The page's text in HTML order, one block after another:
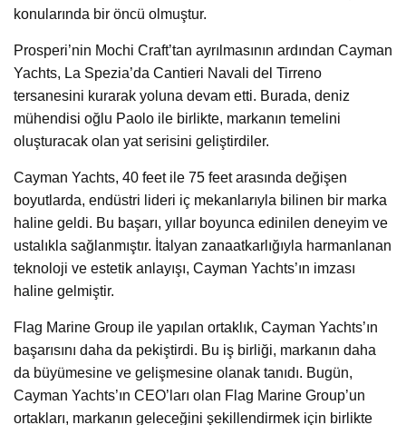
konularında bir öncü olmuştur.
Prosperi’nin Mochi Craft’tan ayrılmasının ardından Cayman
Yachts, La Spezia’da Cantieri Navali del Tirreno
tersanesini kurarak yoluna devam etti. Burada, deniz
mühendisi oğlu Paolo ile birlikte, markanın temelini
oluşturacak olan yat serisini geliştirdiler.
Cayman Yachts, 40 feet ile 75 feet arasında değişen
boyutlarda, endüstri lideri iç mekanlarıyla bilinen bir marka
haline geldi. Bu başarı, yıllar boyunca edinilen deneyim ve
ustalıkla sağlanmıştır. İtalyan zanaatkarlığıyla harmanlanan
teknoloji ve estetik anlayışı, Cayman Yachts’ın imzası
haline gelmiştir.
Flag Marine Group ile yapılan ortaklık, Cayman Yachts’ın
başarısını daha da pekiştirdi. Bu iş birliği, markanın daha
da büyümesine ve gelişmesine olanak tanıdı. Bugün,
Cayman Yachts’ın CEO’ları olan Flag Marine Group’un
ortakları, markanın geleceğini şekillendirmek için birlikte